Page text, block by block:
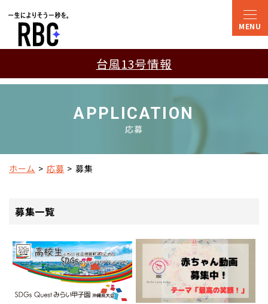
台風13号情報
APPLICATION
応募
ホーム 応募 募集
募集一覧